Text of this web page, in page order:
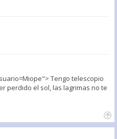
Tengo telescopio
perdido el sol, las lagrimas no te